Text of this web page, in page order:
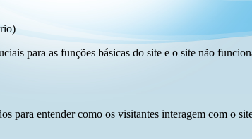
para as funções básicas do site e o site não
para entender como os visitantes interagem com o